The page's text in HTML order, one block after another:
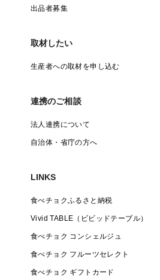
出品者募集
取材したい
生産者への取材を申し込む
連携のご相談
法人連携について
自治体・省庁の方へ
LINKS
食べチョクふるさと納税
Vivid TABLE（ビビッドテーブル）
食べチョク コンシェルジュ
食べチョク フルーツセレクト
食べチョク ギフトカード